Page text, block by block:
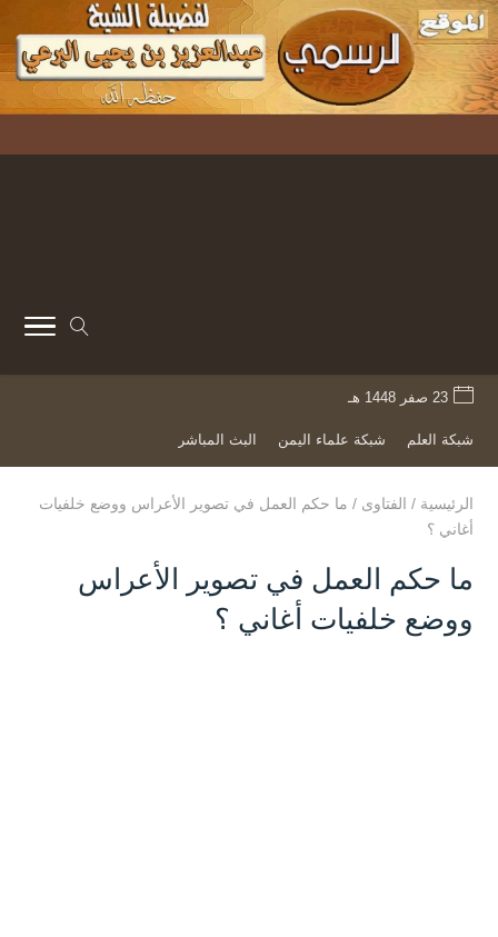
23 صفر 1448 هـ
شبكة العلم شبكة علماء اليمن البث المباشر
الرئيسية / الفتاوى / ما حكم العمل في تصوير الأعراس ووضع خلفيات
أغاني ؟
ما حكم العمل في تصوير الأعراس
ووضع خلفيات أغاني ؟